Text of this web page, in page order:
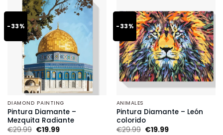
-33%
DIAMOND PAINTING
Pintura Diamante –
Mezquita Radiante
€29.99 €19.99
-33%
ANIMALES
Pintura Diamante – León
colorido
€29.99 €19.99